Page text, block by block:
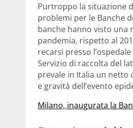
Purtroppo la situazione
problemi per le Banche
banche hanno visto una
pandemia, rispetto al
recarsi presso
Servizio di raccolta del
prevale in Italia un netto
e gravità dell’evento
Milano, inaugurata la